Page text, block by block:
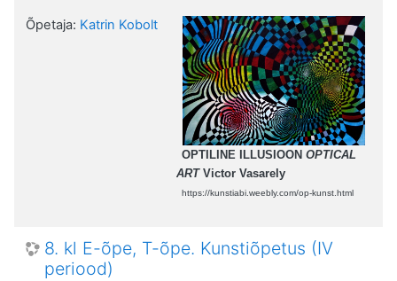
OPTILINE ILLUSIOON OPTICAL
ARTVictor Vasarely
https://kunstiabi.weebly.com/op-kunst.html
Õpetaja: Katrin Kobolt
8. kl E-õpe, T-õpe. Kunstiõpetus (IV
periood)